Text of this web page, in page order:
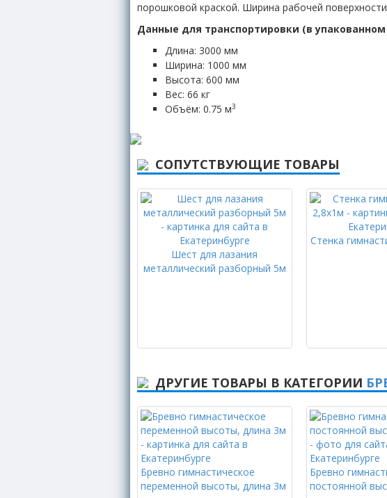
порошковой краской. Ширина рабочей
Данные для транспортировки (в
Длина: 3000 мм
Ширина: 1000 мм
Высота: 600 мм
Вес: 66 кг
Объём: 0.75 м3
СОПУТСТВУЮЩИЕ ТОВАРЫ
Шест для лазания
металлический разборный 5м
Стенка
ДРУГИЕ ТОВАРЫ В КАТЕГОРИИ
Бревно гимнастическое
переменной высоты, длина 3м
Бревно
постоянной